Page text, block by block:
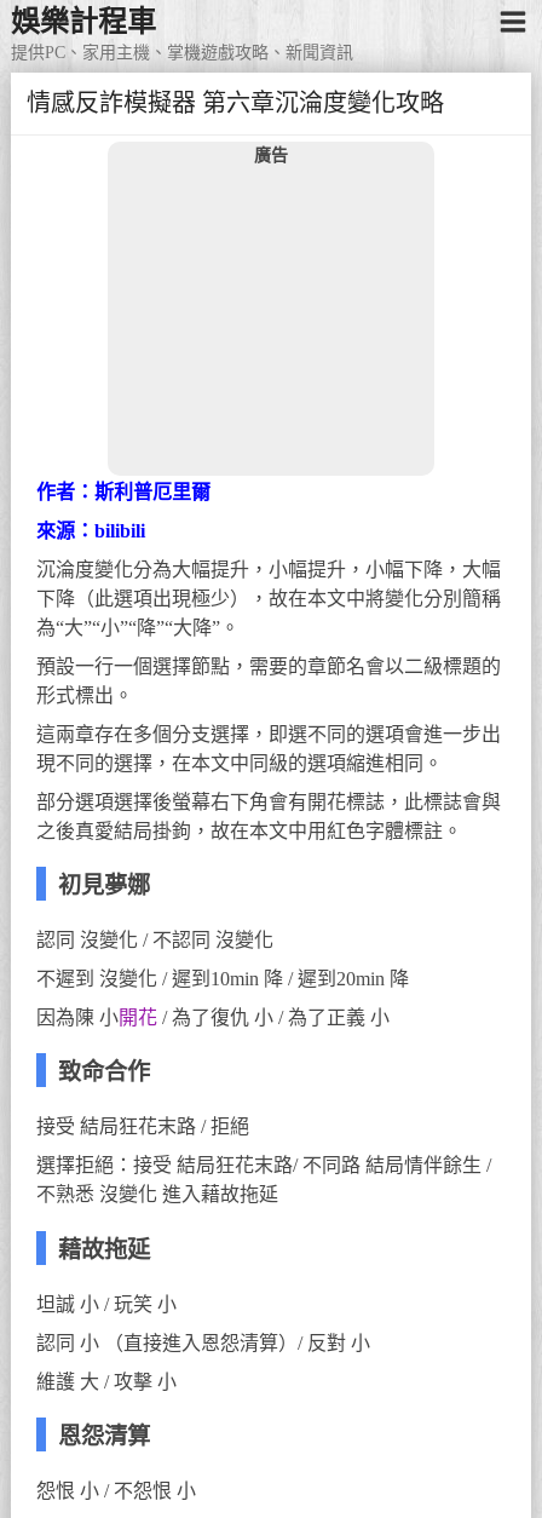
娛樂計程車
提供PC、家用主機、掌機遊戲攻略、新聞資訊
情感反詐模擬器 第六章沉淪度變化攻略
廣告
作者：斯利普厄里爾
來源：bilibili
沉淪度變化分為大幅提升，小幅提升，小幅下降，大幅
下降（此選項出現極少），故在本文中將變化分別簡稱
為“大”“小”“降”“大降”。
預設一行一個選擇節點，需要的章節名會以二級標題的
形式標出。
這兩章存在多個分支選擇，即選不同的選項會進一步出
現不同的選擇，在本文中同級的選項縮進相同。
部分選項選擇後螢幕右下角會有開花標誌，此標誌會與
之後真愛結局掛鉤，故在本文中用紅色字體標註。
初見夢娜
認同 沒變化 / 不認同 沒變化
不遲到 沒變化 / 遲到10min 降 / 遲到20min 降
因為陳 小開花 / 為了復仇 小 / 為了正義 小
致命合作
接受 結局狂花末路 / 拒絕
選擇拒絕：接受 結局狂花末路/ 不同路 結局情伴餘生 /
不熟悉 沒變化 進入藉故拖延
藉故拖延
坦誠 小 / 玩笑 小
認同 小 （直接進入恩怨清算）/ 反對 小
維護 大 / 攻擊 小
恩怨清算
怨恨 小 / 不怨恨 小